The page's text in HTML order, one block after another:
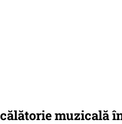
muzicală